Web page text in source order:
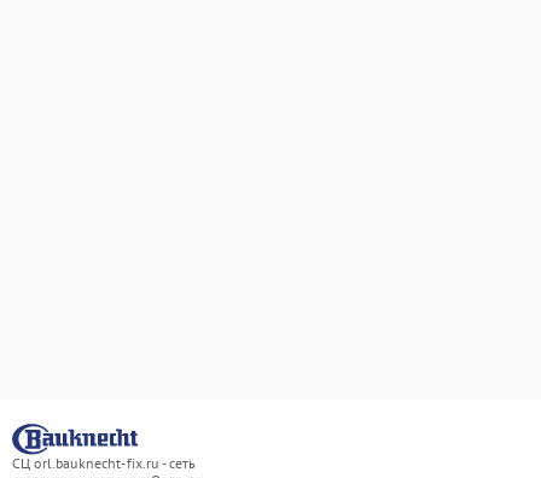
СЦ orl.bauknecht-fix.ru - сеть